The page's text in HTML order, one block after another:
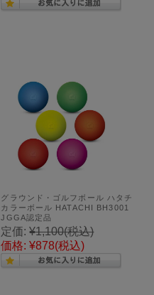
グラウンド・ゴルフボール ハタチ
カラーボール HATACHI BH3001
JGGA認定品
定価: ¥1,100(税込)
価格: ¥878(税込)